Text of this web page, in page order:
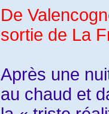
De
sortie de La
Après une
au chaud et